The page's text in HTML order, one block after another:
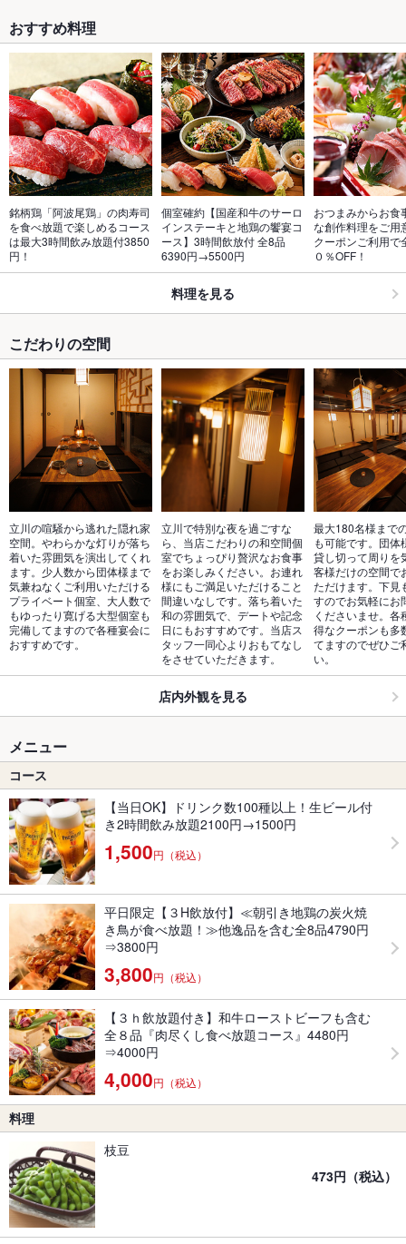
おすすめ料理
銘柄鶏「阿波尾鶏」の肉寿司
を食べ放題で楽しめるコース
は最大3時間飲み放題付3850
円！
個室確約【国産和牛のサーロ
インステーキと地鶏の饗宴コ
ース】3時間飲放付 全8品
6390円→5500円
おつまみからお食
な創作料理をご用
クーポンご利用で
０％OFF！
料理を見る
こだわりの空間
立川の喧騒から逃れた隠れ家
空間。やわらかな灯りが落ち
着いた雰囲気を演出してくれ
ます。少人数から団体様まで
気兼ねなくご利用いただける
プライベート個室、大人数で
もゆったり寛げる大型個室も
完備してますので各種宴会に
おすすめです。
立川で特別な夜を過ごすな
ら、当店こだわりの和空間個
室でちょっぴり贅沢なお食事
をお楽しみください。お連れ
様にもご満足いただけること
間違いなしです。落ち着いた
和の雰囲気で、デートや記念
日にもおすすめです。当店ス
タッフ一同心よりおもてなし
をさせていただきます。
最大180名様まで
も可能です。団体
貸し切って周りを
客様だけの空間で
ただけます。下見
すのでお気軽にお
くださいませ。各
得なクーポンも多
てますのでぜひご
い。
店内外観を見る
メニュー
コース
【当日OK】ドリンク数100種以上！生ビール付
き2時間飲み放題2100円→1500円
1,500円（税込）
平日限定【３H飲放付】≪朝引き地鶏の炭火焼
き鳥が食べ放題！≫他逸品を含む全8品4790円
⇒3800円
3,800円（税込）
【３ｈ飲放題付き】和牛ローストビーフも含む
全８品『肉尽くし食べ放題コース』4480円
⇒4000円
4,000円（税込）
料理
枝豆
473円（税込）